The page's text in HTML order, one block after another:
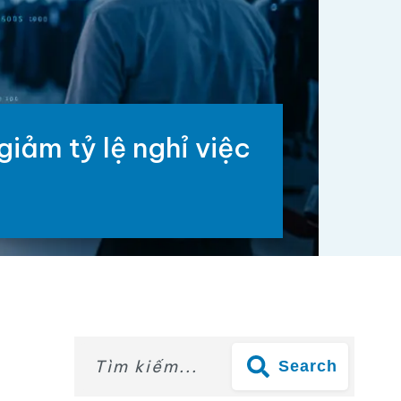
tỷ lệ nghỉ việc
Search